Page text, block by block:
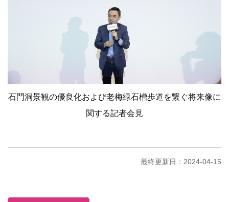
石門洞景観の優良化および老梅緑石槽歩道を繋ぐ将来像に
関する記者会見
最終更新日：2024-04-15